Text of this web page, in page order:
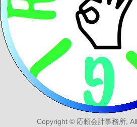
Copyright © 応頼会計事務所,